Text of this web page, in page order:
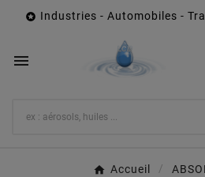
 Industries - Automobiles -

Accueil